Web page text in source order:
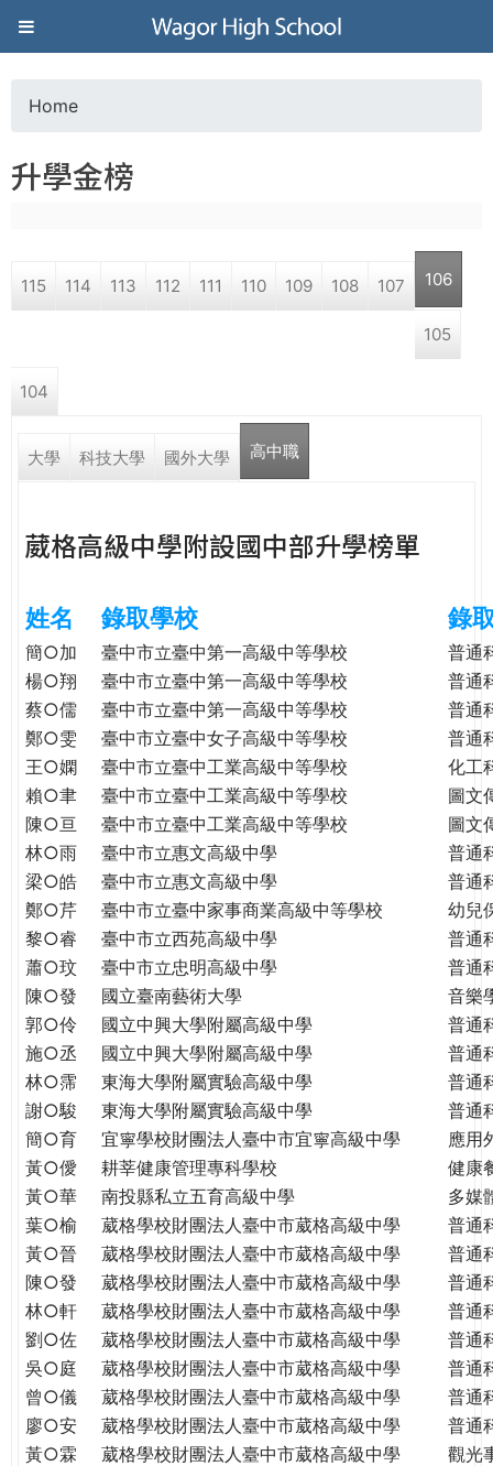
Jump to navigation
葳
格
高
學
際．
民。
WAGOR
TODAY
THE
WORLD
TOMORROW
PUTTING
YOU
ON
THE
PATH
GLOBAL
CITIZENSHIP
o
a
e
h
r
e
Home
升學金榜
115 114 113 112 111 110 109 108 107 106
105
104
大學 科技大學 國外大學 高中職
葳格高級中學附設國中部升學榜單
姓名 錄取學校 錄
簡○加 臺中市立臺中第一高級中等學校
普通
楊○翔
臺中市立臺中第一高級中等學校
普通
蔡○儒
臺中市立臺中第一高級中等學校
普通
鄭○雯
臺中市立臺中女子高級中等學校
普通
王○嫻
臺中市立臺中工業高級中等學校
化工
賴○聿
臺中市立臺中工業高級中等學校
圖文
陳○亘
臺中市立臺中工業高級中等學校
圖文
林○雨
臺中市立惠文高級中學
普通
梁○皓
臺中市立惠文高級中學
普通
鄭○芹
臺中市立臺中家事商業高級中等學校
幼兒
黎○睿
臺中市立西苑高級中學
普通
蕭○玟
臺中市立忠明高級中學
普通
陳○發
國立臺南藝術大學
音樂
郭○伶
國立中興大學附屬高級中學
普通
施○丞
國立中興大學附屬高級中學
普通
林○霈
東海大學附屬實驗高級中學
普通
謝○駿
東海大學附屬實驗高級中學
普通
簡○育
宜寧學校財團法人臺中市宜寧高級中學
應用
黃○僾
耕莘健康管理專科學校
健康
黃○華
南投縣私立五育高級中學
多媒
葉○榆
葳格學校財團法人臺中市葳格高級中學
普通
黃○晉
葳格學校財團法人臺中市葳格高級中學
普通
陳○發
葳格學校財團法人臺中市葳格高級中學
普通
林○軒
葳格學校財團法人臺中市葳格高級中學
普通
劉○佐
葳格學校財團法人臺中市葳格高級中學
普通
吳○庭
葳格學校財團法人臺中市葳格高級中學
普通
曾○儀
葳格學校財團法人臺中市葳格高級中學
普通
廖○安
葳格學校財團法人臺中市葳格高級中學
普通
黃○霖
葳格學校財團法人臺中市葳格高級中學
觀光